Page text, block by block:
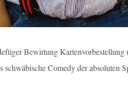
Bewirtung Kartenvorbestellung
Comedy der absoluten